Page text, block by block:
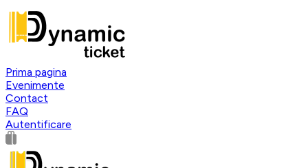
Prima pagina
Evenimente
Contact
FAQ
Autentificare